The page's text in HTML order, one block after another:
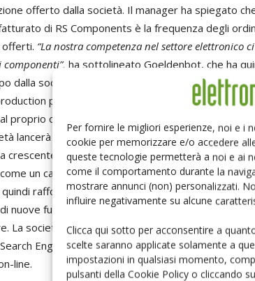
Per fornire le migliori esperienze, noi e i
cookie per memorizzare e/o accedere
queste tecnologie permetterà a noi e ai
come il comportamento durante la
mostrare annunci (non) personalizzati.
influire negativamente su alcune
Clicca qui sotto per acconsentire a
scelte saranno applicate solamente a
impostazioni in qualsiasi momento,
pulsanti della Cookie Policy o cliccando
offerto dalla società. Il manager ha spiegato
di RS Components è la frequenza degli
offerti. “La nostra competenza nel settore elettronico
ha sottolineato Goeldenbot, che ha
dalla società per sviluppare le vendite di
package” e l’offerta di modelli
proprio catalogo cinquemila/seimila nuovi
lancerà alcune iniziative specificamente rivolte
crescente importanza del commercio elettronico
un canale di vendita a basso costo bensì
quindi rafforzare ulteriormente la propria offerta
nuove funzioni di ricerca e navigazione volte a
La società, inoltre, intende investire
Engine Marketing), ritenuto essenziale per
line.